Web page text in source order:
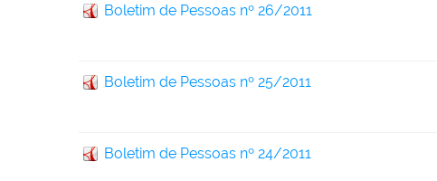
Boletim de Pessoas nº 26/2011
Boletim de Pessoas nº 25/2011
Boletim de Pessoas nº 24/2011